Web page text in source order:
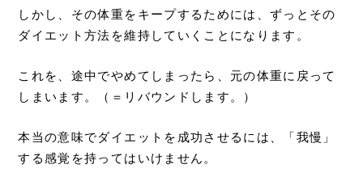
しかし、その体重をキープするためには、ずっとその
ダイエット方法を維持していくことになります。
これを、途中でやめてしまったら、元の体重に戻って
しまいます。（＝リバウンドします。）
本当の意味でダイエットを成功させるには、「我慢」
する感覚を持ってはいけません。